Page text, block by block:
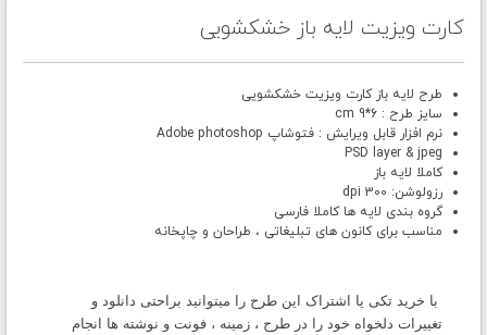
کارت ویزیت لایه باز خشکشویی
طرح لایه باز کارت ویزیت خشکشویی
سایز طرح : 6*9 cm
نرم افزار قابل ویرایش : فتوشاپ Adobe photoshop
PSD layer & jpeg
کاملا لایه باز
رزولوشن: 300 dpi
گروه بندی لایه ها کاملا فارسی
مناسب برای کانون های تبلیغاتی ، طراحان و چاپخانه
با خرید تکی یا اشتراک این طرح را میتوانید براحتی دانلود و
تغییرات دلخواه خود را در طرح ، زمینه ، فونت و نوشته ها انجام